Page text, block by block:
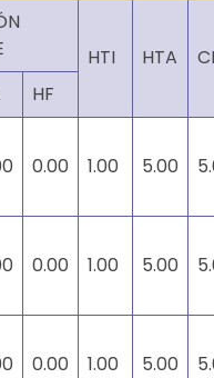
HTI HTA
HF
0.00 1.00 5.00
0.00 1.00 5.00
0.00 1.00 5.00